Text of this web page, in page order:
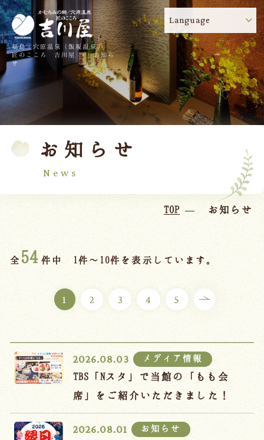
福島・穴原温泉（飯坂温泉）
匠のこころ 吉川屋 - お知ら
せ
Language
お知らせ
News
TOP お知らせ
全54 件中 1件～10件を表示しています。
1 2 3 4 5
2026.08.03 メディア情報
TBS「Nスタ」で当館の「もも会
席」をご紹介いただきました！
2026.08.01 お知らせ
! 吉川屋のコロナウイルス感染症対策について
TOP 吉川屋について
温泉 客室
料理
館内
ご宿泊プラン
お部屋からプランを選ぶ
空室カレンダーから選ぶ
会議・団体 吉川屋で過ごす特別な日
お知らせ よくあるご質問